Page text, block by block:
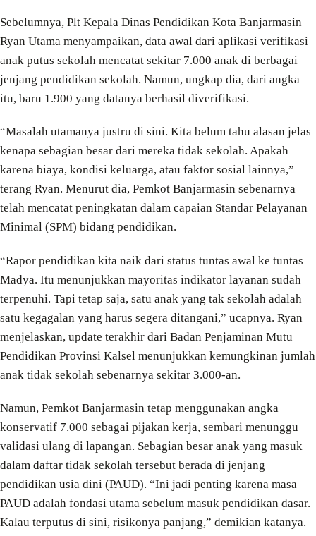
Sebelumnya, Plt Kepala Dinas Pendidikan Kota Banjarmasin
Ryan Utama menyampaikan, data awal dari aplikasi verifikasi
anak putus sekolah mencatat sekitar 7.000 anak di berbagai
jenjang pendidikan sekolah. Namun, ungkap dia, dari angka
itu, baru 1.900 yang datanya berhasil diverifikasi.
“Masalah utamanya justru di sini. Kita belum tahu alasan jelas
kenapa sebagian besar dari mereka tidak sekolah. Apakah
karena biaya, kondisi keluarga, atau faktor sosial lainnya,”
terang Ryan. Menurut dia, Pemkot Banjarmasin sebenarnya
telah mencatat peningkatan dalam capaian Standar Pelayanan
Minimal (SPM) bidang pendidikan.
“Rapor pendidikan kita naik dari status tuntas awal ke tuntas
Madya. Itu menunjukkan mayoritas indikator layanan sudah
terpenuhi. Tapi tetap saja, satu anak yang tak sekolah adalah
satu kegagalan yang harus segera ditangani,” ucapnya. Ryan
menjelaskan, update terakhir dari Badan Penjaminan Mutu
Pendidikan Provinsi Kalsel menunjukkan kemungkinan jumlah
anak tidak sekolah sebenarnya sekitar 3.000-an.
Namun, Pemkot Banjarmasin tetap menggunakan angka
konservatif 7.000 sebagai pijakan kerja, sembari menunggu
validasi ulang di lapangan. Sebagian besar anak yang masuk
dalam daftar tidak sekolah tersebut berada di jenjang
pendidikan usia dini (PAUD). “Ini jadi penting karena masa
PAUD adalah fondasi utama sebelum masuk pendidikan dasar.
Kalau terputus di sini, risikonya panjang,” demikian katanya.